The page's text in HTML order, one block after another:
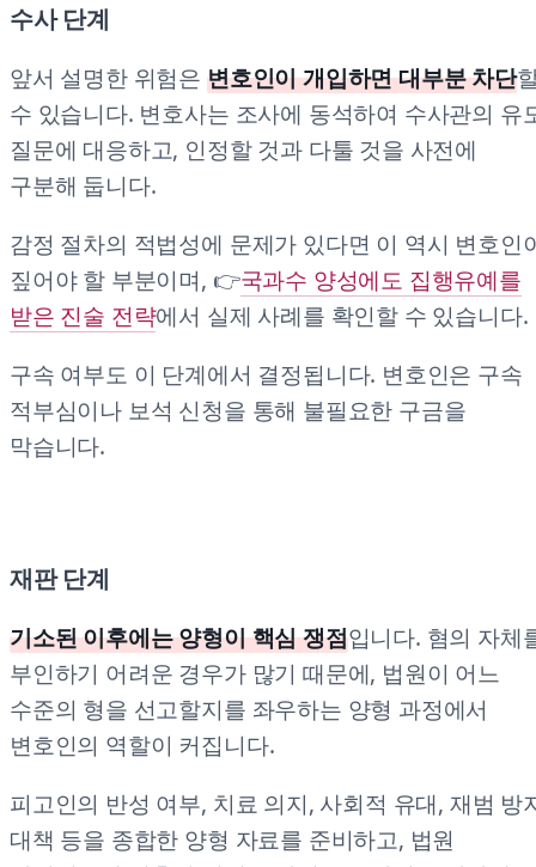
수사 단계
앞서 설명한 위험은 변호인이 개입하면 대부분 차단
수 있습니다. 변호사는 조사에 동석하여 수사관의 유
질문에 대응하고, 인정할 것과 다툴 것을 사전에
구분해 둡니다.
감정 절차의 적법성에 문제가 있다면 이 역시 변호인
짚어야 할 부분이며, 👉국과수 양성에도 집행유예를
받은 진술 전략에서 실제 사례를 확인할 수 있습니다.
구속 여부도 이 단계에서 결정됩니다. 변호인은 구속
적부심이나 보석 신청을 통해 불필요한 구금을
막습니다.
재판 단계
기소된 이후에는 양형이 핵심 쟁점입니다. 혐의 자체
부인하기 어려운 경우가 많기 때문에, 법원이 어느
수준의 형을 선고할지를 좌우하는 양형 과정에서
변호인의 역할이 커집니다.
피고인의 반성 여부, 치료 의지, 사회적 유대, 재범 방
대책 등을 종합한 양형 자료를 준비하고, 법원